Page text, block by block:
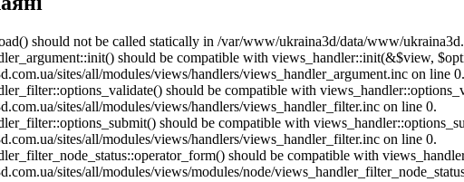
should not be called statically in /var/www/ukraina3d/data/www/
should be compatible with views_handler::init(&$view,
sites/all/modules/views/handlers/views_handler_argument.inc on line 0.
should be compatible with
sites/all/modules/views/handlers/views_handler_filter.inc on line 0.
should be compatible with
sites/all/modules/views/handlers/views_handler_filter.inc on line 0.
should be compatible with
sites/all/modules/views/modules/node/